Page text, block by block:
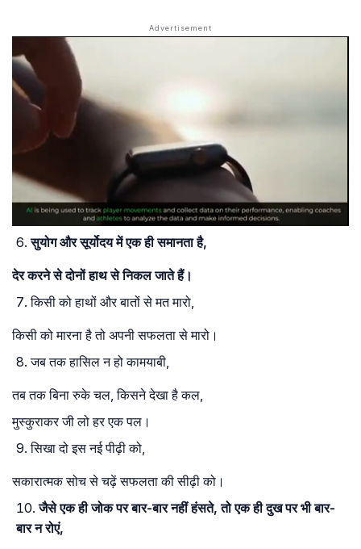
सुयोग और सूर्योदय में एक ही समानता है,
देर करने से दोनों हाथ से निकल जाते हैं।
किसी को हाथों और बातों से मत मारो,
किसी को मारना है तो अपनी सफलता से मारो।
जब तक हासिल न हो कामयाबी,
तब तक बिना रुके चल, किसने देखा है कल,
मुस्कुराकर जी लो हर एक पल।
सिखा दो इस नई पीढ़ी को,
सकारात्मक सोच से चढ़ें सफलता की सीढ़ी को।
जैसे एक ही जोक पर बार-बार नहीं हंसते, तो एक ही दुख पर भी बार-
बार न रोएं,